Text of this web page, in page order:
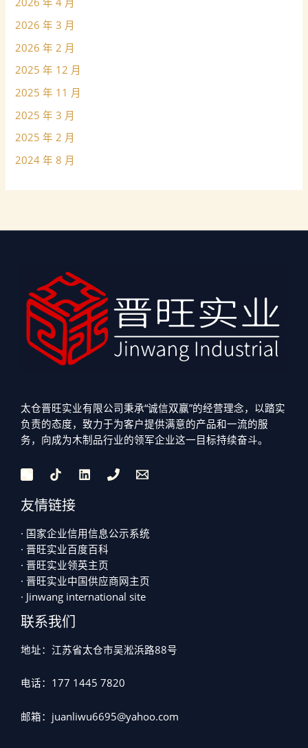
2026 年 3 月
2026 年 2 月
2025 年 12 月
2025 年 11 月
2025 年 3 月
2025 年 2 月
2024 年 8 月
太仓晋旺实业有限公司秉承“诚信双赢”的经营理念，以踏实
负责的态度，致力于为客户提供满意的产品和一流的服
务，向成为木制品行业的领军企业这一目标持续奋斗。
友情链接
· 国家企业信用信息公示系统
· 晋旺实业百度百科
· 晋旺实业领英主页
· 晋旺实业中国供应商网主页
· Jinwang international site
联系我们
地址：江苏省太仓市吴淞浜路88号
电话：177 1445 7820
邮箱：juanliwu6695@yahoo.com